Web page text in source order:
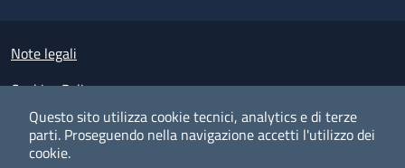
Questo sito utilizza cookie tecnici, analytics e di terze
parti. Proseguendo nella navigazione accetti l'utilizzo dei
cookie.
Small prints
Note legali
Cookies Policy
Policy privacy e protezione del dato personale
Albo pretorio on-line